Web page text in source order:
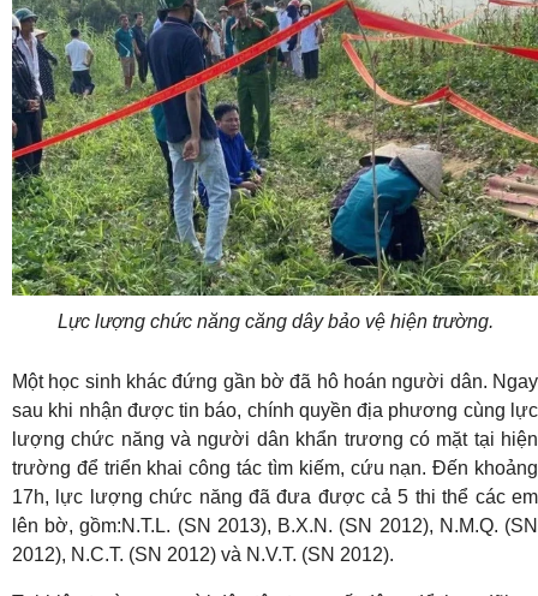
Lực lượng chức năng căng dây bảo vệ hiện trường.
Một học sinh khác đứng gần bờ đã hô hoán người dân. Ngay
sau khi nhận được tin báo, chính quyền địa phương cùng lực
lượng chức năng và người dân khẩn trương có mặt tại hiện
trường để triển khai công tác tìm kiếm, cứu nạn. Đến khoảng
17h, lực lượng chức năng đã đưa được cả 5 thi thể các em
lên bờ, gồm:N.T.L. (SN 2013), B.X.N. (SN 2012), N.M.Q. (SN
2012), N.C.T. (SN 2012) và N.V.T. (SN 2012).